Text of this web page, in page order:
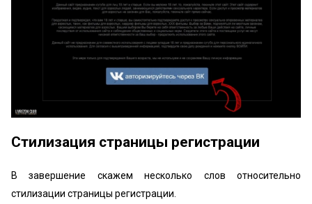
Стилизация страницы регистрации
В завершение скажем несколько слов относительно
стилизации страницы регистрации.